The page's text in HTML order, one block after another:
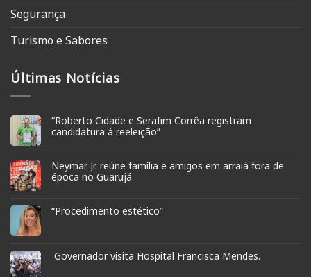
Segurança
Turismo e Sabores
Últimas Notícias
“Roberto Cidade e Serafim Corrêa registram
candidatura à reeleição”
Neymar Jr. reúne família e amigos em arraiá fora de
época no Guarujá.
“Procedimento estético”
Governador visita Hospital Francisca Mendes.